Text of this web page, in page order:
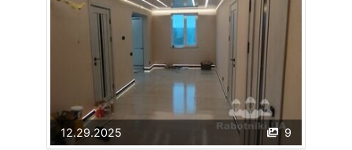
9
12.29.2025